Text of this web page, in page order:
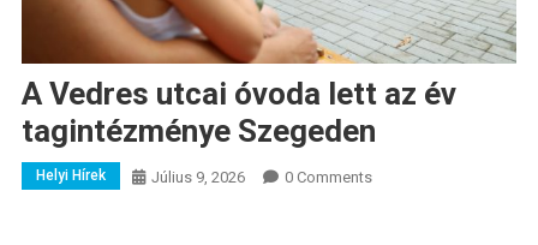
A Vedres utcai óvoda lett az év
tagintézménye Szegeden
Helyi Hírek Július 9, 2026 0 Comments